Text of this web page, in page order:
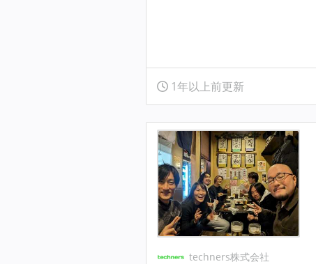
1年以上前更新
techners株式会社